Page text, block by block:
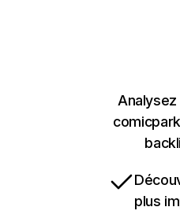
plus